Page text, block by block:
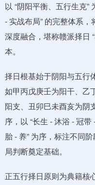
以 “阴阳平衡、五行生克”
- 实战布局” 的完整体系
深度融合，堪称赣派择日
本。
择日根基始于阴阳与五行
如甲丙戊庚壬为阳干、乙
阳支、丑卯巳未酉亥为阴
序，以 “长生 - 沐浴 - 冠
胎 - 养” 为序，标注不同
局判断奠定基础。
正五行择日原则为典籍核